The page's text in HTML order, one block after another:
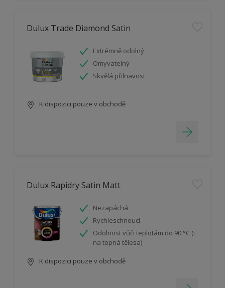
Dulux Trade Diamond Satin
Extrémně odolný
Omyvatelný
Skvělá přilnavost
K dispozici pouze v obchodě
Dulux Rapidry Satin Matt
Nezapáchá
Rychleschnoucí
Odolnost vůči teplotám do 90 °C (i
na topná tělesa)
K dispozici pouze v obchodě